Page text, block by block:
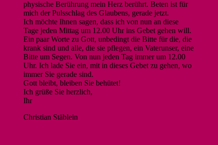
physische Berührung mein Herz berührt. Beten ist für
mich der Pulsschlag des Glaubens, gerade jetzt.
Ich möchte Ihnen sagen, dass ich von nun an diese
Tage jeden Mittag um 12.00 Uhr ins Gebet gehen will.
Ein paar Worte zu Gott, unbedingt die Bitte für die, die
krank sind und alle, die sie pflegen, ein Vaterunser, eine
Bitte um Segen. Von nun jeden Tag immer um 12.00
Uhr. Ich lade Sie ein, mit in dieses Gebet zu gehen, wo
immer Sie gerade sind.
Gott bleibt, bleiben Sie behütet!
Ich grüße Sie herzlich,
Ihr
Christian Stäblein